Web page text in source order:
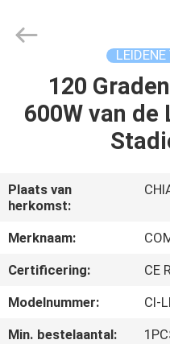
HUIS
PRODUCTEN
ONGEVEER
ONS
FABRIEKSREIS
LIMITED.
120
600W van de
Plaats van
herkomst:
Merknaam:
Certificering:
CE
Modelnummer:
Cl-
Min. bestelaantal: